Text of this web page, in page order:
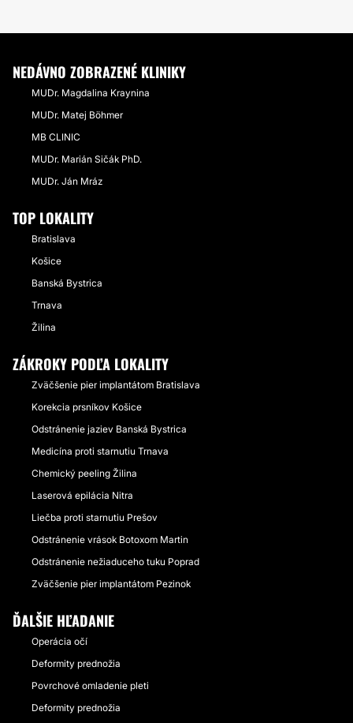
NEDÁVNO ZOBRAZENÉ KLINIKY
MUDr. Magdalina Kraynina
MUDr. Matej Böhmer
MB CLINIC
MUDr. Marián Sičák PhD.
MUDr. Ján Mráz
TOP LOKALITY
Bratislava
Košice
Banská Bystrica
Trnava
Žilina
ZÁKROKY PODĽA LOKALITY
Zväčšenie pier implantátom Bratislava
Korekcia prsníkov Košice
Odstránenie jaziev Banská Bystrica
Medicína proti starnutiu Trnava
Chemický peeling Žilina
Laserová epilácia Nitra
Liečba proti starnutiu Prešov
Odstránenie vrások Botoxom Martin
Odstránenie nežiaduceho tuku Poprad
Zväčšenie pier implantátom Pezinok
ĎALŠIE HĽADANIE
Operácia očí
Deformity prednožia
Povrchové omladenie pleti
Deformity prednožia